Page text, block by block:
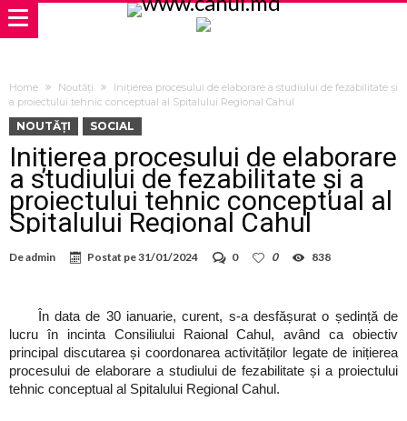
Home Noutăți
Inițierea procesului de elaborare a studiului de fezabilitate și
a proiectului tehnic conceptual al Spitalului Regional Cahul
NOUTĂȚI SOCIAL
Inițierea procesului de elaborare
a studiului de fezabilitate și a
proiectului tehnic conceptual al
Spitalului Regional Cahul
Deadmin Postat pe31/01/2024 0 0 838
În data de 30 ianuarie, curent, s-a desfășurat o ședință de
lucru în incinta Consiliului Raional Cahul, având ca obiectiv
principal discutarea și coordonarea activităților legate de inițierea
procesului de elaborare a studiului de fezabilitate și a proiectului
tehnic conceptual al Spitalului Regional Cahul.